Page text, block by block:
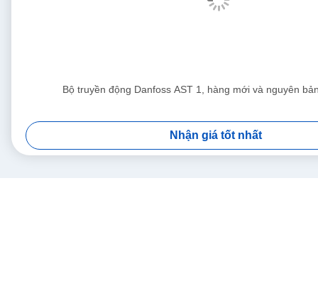
Bộ truyền động Danfoss AST 1, hàng mới và nguyên
Nhận giá tốt nhất